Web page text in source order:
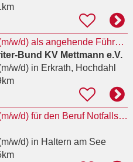
Notfallsanitäter (m/w/d) als angehende Führungskraft
Bund KV Mettmann e.V.
w/d)in Erkrath, Hochdahl
Auszubildende (m/w/d) für den Beruf Notfallsanitäter*in
w/d)in Haltern am See